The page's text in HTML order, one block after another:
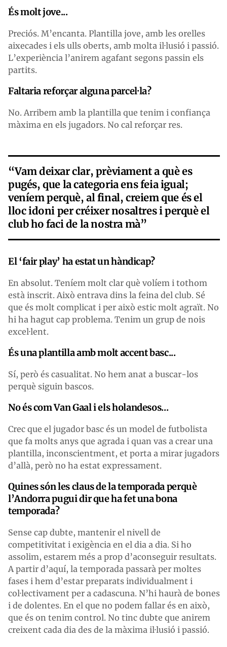
És molt jove...
Preciós. M’encanta. Plantilla jove, amb les orelles
aixecades i els ulls oberts, amb molta il·lusió i passió.
L’experiència l’anirem agafant segons passin els
partits.
Faltaria reforçar alguna parcel·la?
No. Arribem amb la plantilla que tenim i confiança
màxima en els jugadors. No cal reforçar res.
“Vam deixar clar, prèviament a què es
pugés, que la categoria ens feia igual;
veníem perquè, al final, creiem que és el
lloc idoni per créixer nosaltres i perquè el
club ho faci de la nostra mà”
El ‘fair play’ ha estat un hàndicap?
En absolut. Teníem molt clar què volíem i tothom
està inscrit. Això entrava dins la feina del club. Sé
que és molt complicat i per això estic molt agraït. No
hi ha hagut cap problema. Tenim un grup de nois
excel·lent.
És una plantilla amb molt accent basc...
Sí, però és casualitat. No hem anat a buscar-los
perquè siguin bascos.
No és com Van Gaal i els holandesos...
Crec que el jugador basc és un model de futbolista
que fa molts anys que agrada i quan vas a crear una
plantilla, inconscientment, et porta a mirar jugadors
d’allà, però no ha estat expressament.
Quines són les claus de la temporada perquè
l’Andorra pugui dir que ha fet una bona
temporada?
Sense cap dubte, mantenir el nivell de
competitivitat i exigència en el dia a dia. Si ho
assolim, estarem més a prop d’aconseguir resultats.
A partir d’aquí, la temporada passarà per moltes
fases i hem d’estar preparats individualment i
col·lectivament per a cadascuna. N’hi haurà de bones
i de dolentes. En el que no podem fallar és en això,
que és on tenim control. No tinc dubte que anirem
creixent cada dia des de la màxima il·lusió i passió.